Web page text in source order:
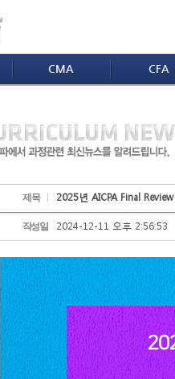
CMA CFA
제목 2025년 AICPA Final
작성일 2024-12-11 오후 2:56:53